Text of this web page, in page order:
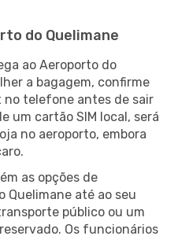
do Quelimane
ao Aeroporto do
a bagagem, confirme
telefone antes de sair
um cartão SIM local, será
no aeroporto, embora
as opções de
Quelimane até ao seu
público ou um
Os funcionários